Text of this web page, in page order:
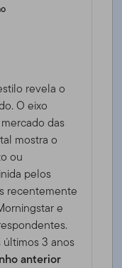
revela o
O eixo
das
mostra o
ou
pelos
recentemente
e
últimos 3 anos
anterior